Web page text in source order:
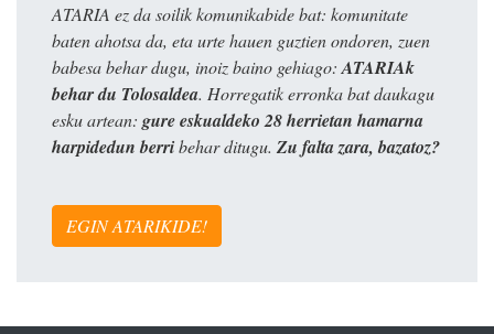
ATARIA ez da soilik komunikabide bat: komunitate
baten ahotsa da, eta urte hauen guztien ondoren, zuen
babesa behar dugu, inoiz baino gehiago: ATARIAk
behar du Tolosaldea. Horregatik erronka bat daukagu
esku artean: gure eskualdeko 28 herrietan hamarna
harpidedun berribehar ditugu. Zu falta zara, bazatoz?
EGIN ATARIKIDE!